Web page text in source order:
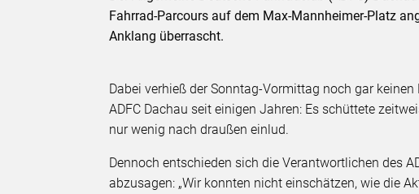
Fahrrad-Parcours auf dem Max-Mannheimer-Platz
Anklang überrascht.
Dabei verhieß der Sonntag-Vormittag noch gar
ADFC Dachau seit einigen Jahren: Es schüttete
nur wenig nach draußen einlud.
Dennoch entschieden sich die Verantwortlichen des
abzusagen: „Wir konnten nicht einschätzen, wie die